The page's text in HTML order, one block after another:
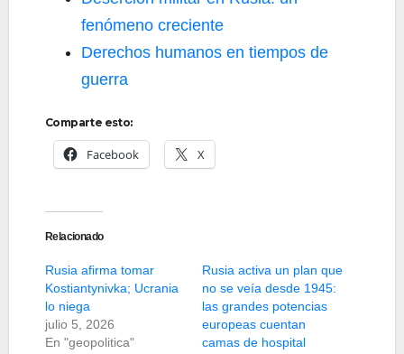
fenómeno creciente
Derechos humanos en tiempos de
guerra
Comparte esto:
Facebook X
Relacionado
Rusia afirma tomar
Kostiantynivka; Ucrania
lo niega
julio 5, 2026
En "geopolitica"
Rusia activa un plan que
no se veía desde 1945:
las grandes potencias
europeas cuentan
camas de hospital